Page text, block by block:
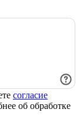
согласие
об обработке